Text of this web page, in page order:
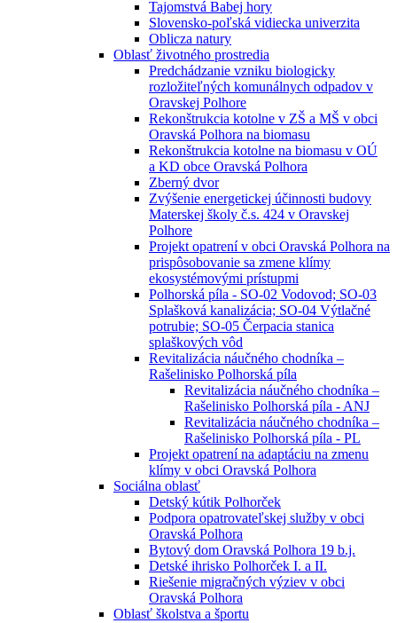
Tajomstvá Babej hory
Slovensko-poľská vidiecka univerzita
Oblicza natury
Oblasť životného prostredia
Predchádzanie vzniku biologicky
rozložiteľných komunálnych odpadov v
Oravskej Polhore
Rekonštrukcia kotolne v ZŠ a MŠ v obci
Oravská Polhora na biomasu
Rekonštrukcia kotolne na biomasu v OÚ
a KD obce Oravská Polhora
Zberný dvor
Zvýšenie energetickej účinnosti budovy
Materskej školy č.s. 424 v Oravskej
Polhore
Projekt opatrení v obci Oravská Polhora na
prispôsobovanie sa zmene klímy
ekosystémovými prístupmi
Polhorská píla - SO-02 Vodovod; SO-03
Splašková kanalizácia; SO-04 Výtlačné
potrubie; SO-05 Čerpacia stanica
splaškových vôd
Revitalizácia náučného chodníka –
Rašelinisko Polhorská píla
Revitalizácia náučného chodníka –
Rašelinisko Polhorská píla - ANJ
Revitalizácia náučného chodníka –
Rašelinisko Polhorská píla - PL
Projekt opatrení na adaptáciu na zmenu
klímy v obci Oravská Polhora
Sociálna oblasť
Detský kútik Polhorček
Podpora opatrovateľskej služby v obci
Oravská Polhora
Bytový dom Oravská Polhora 19 b.j.
Detské ihrisko Polhorček I. a II.
Riešenie migračných výziev v obci
Oravská Polhora
Oblasť školstva a športu